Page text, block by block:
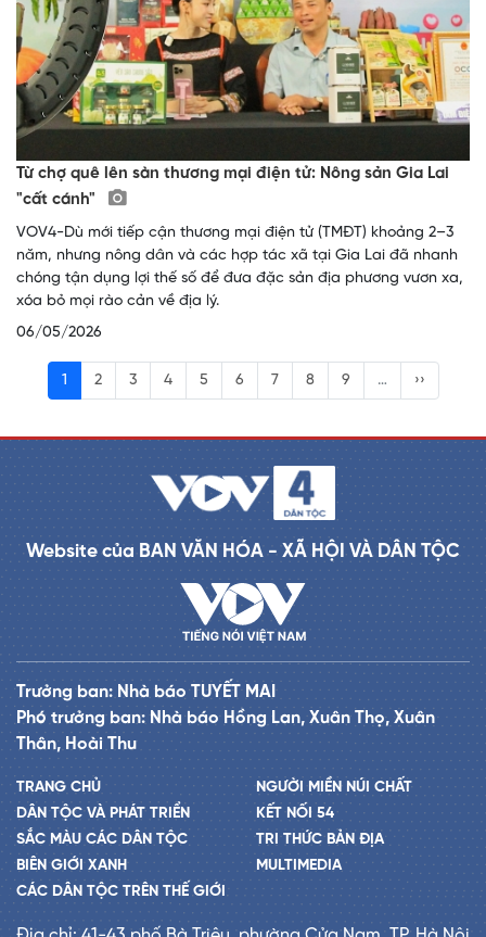
Từ chợ quê lên sàn thương mại điện tử: Nông sản Gia Lai
"cất cánh"
VOV4-Dù mới tiếp cận thương mại điện tử (TMĐT) khoảng 2–3
năm, nhưng nông dân và các hợp tác xã tại Gia Lai đã nhanh
chóng tận dụng lợi thế số để đưa đặc sản địa phương vươn xa,
xóa bỏ mọi rào cản về địa lý.
06/05/2026
1 2 3 4 5 6 7 8 9 … ››
Website của BAN VĂN HÓA - XÃ HỘI VÀ DÂN TỘC
Trưởng ban: Nhà báo TUYẾT MAI
Phó trưởng ban: Nhà báo Hồng Lan, Xuân Thọ, Xuân
Thân, Hoài Thu
TRANG CHỦ
DÂN TỘC VÀ PHÁT TRIỂN
SẮC MÀU CÁC DÂN TỘC
BIÊN GIỚI XANH
CÁC DÂN TỘC TRÊN THẾ GIỚI
NGƯỜI MIỀN NÚI CHẤT
KẾT NỐI 54
TRI THỨC BẢN ĐỊA
MULTIMEDIA